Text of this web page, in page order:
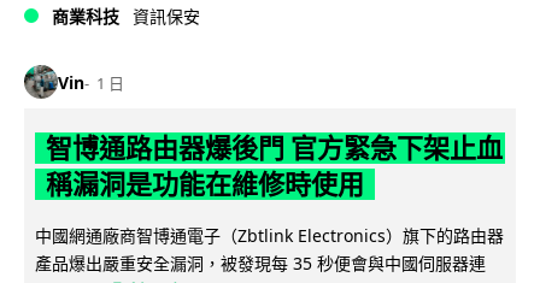
商業科技 資訊保安
Vin 1 日
智博通路由器爆後門 官方緊急下架止血
稱漏洞是功能在維修時使用
中國網通廠商智博通電子（Zbtlink Electronics）旗下的路由器
產品爆出嚴重安全漏洞，被發現每 35 秒便會與中國伺服器連